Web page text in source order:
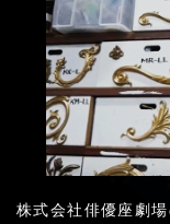
株式会社俳優座劇